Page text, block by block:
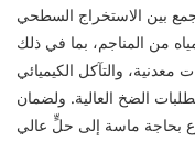
بين الاستخراج السطحي
من المناجم، بما في ذلك
والتآكل الكيميائي
الضخ العالية. ولضمان
بحاجة ماسة إلى حلٍّ عالي